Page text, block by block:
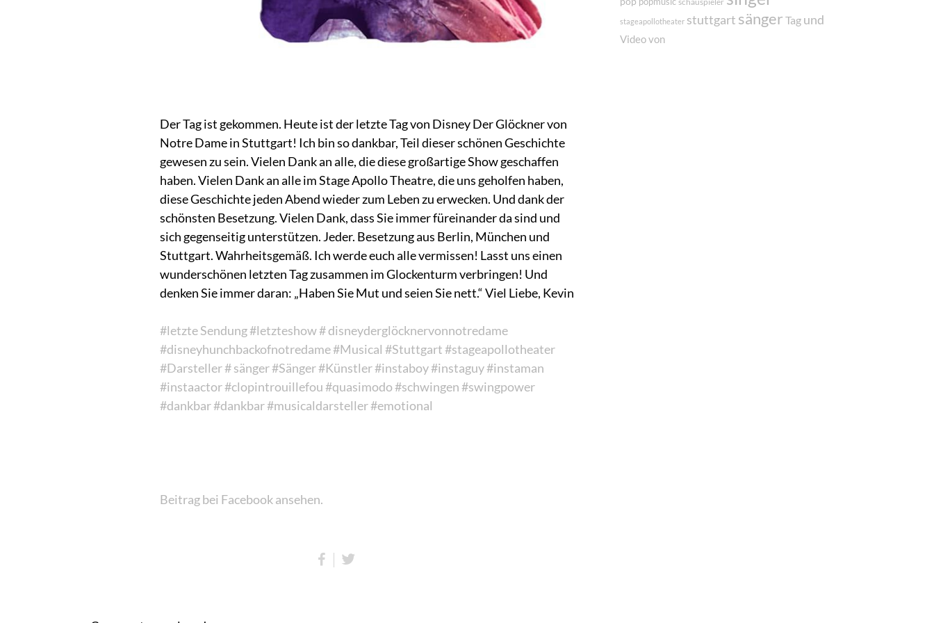
Der Tag ist gekommen. Heute ist der letzte Tag von Disney Der Glöckner von
Notre Dame in Stuttgart! Ich bin so dankbar, Teil dieser schönen Geschichte
gewesen zu sein. Vielen Dank an alle, die diese großartige Show geschaffen
haben. Vielen Dank an alle im Stage Apollo Theatre, die uns geholfen haben,
diese Geschichte jeden Abend wieder zum Leben zu erwecken. Und dank der
schönsten Besetzung. Vielen Dank, dass Sie immer füreinander da sind und
sich gegenseitig unterstützen. Jeder. Besetzung aus Berlin, München und
Stuttgart. Wahrheitsgemäß. Ich werde euch alle vermissen! Lasst uns einen
wunderschönen letzten Tag zusammen im Glockenturm verbringen! Und
denken Sie immer daran: „Haben Sie Mut und seien Sie nett.“ Viel Liebe, Kevin
#letzte Sendung#letzteshow# disneyderglöcknervonnotredame
#disneyhunchbackofnotredame#Musical #Stuttgart#stageapollotheater
#Darsteller# sänger#Sänger#Künstler#instaboy#instaguy#instaman
#instaactor#clopintrouillefou#quasimodo#schwingen#swingpower
#dankbar#dankbar#musicaldarsteller#emotional
Beitrag bei Facebook ansehen.
stageapollotheater stuttgart sänger Tag und
Video von